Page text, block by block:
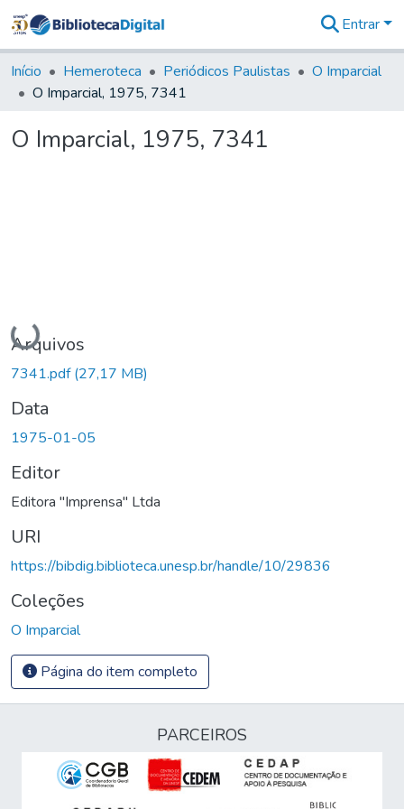
&
Coleções
Tudo na
Digital
Entrar
Início Hemeroteca Periódicos Paulistas
O Imparcial
O Imparcial, 1975, 7341
O Imparcial, 1975, 7341
Carregando...
Arquivos
7341.pdf(27,17 MB)
Data
1975-01-05
Editor
Editora "Imprensa" Ltda
URI
https://bibdig.biblioteca.unesp.br/handle/10/29836
Coleções
O Imparcial
Página do item completo
PARCEIROS